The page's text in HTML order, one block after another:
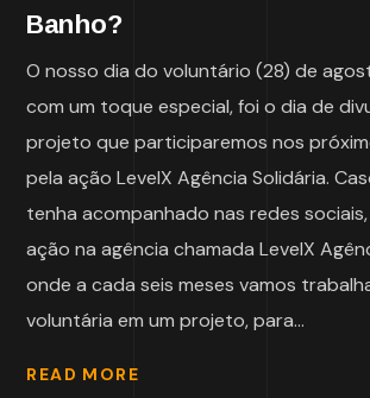
Banho?
O nosso dia do voluntário (28) de
com um toque especial, foi o dia de
projeto que participaremos nos
pela ação LevelX Agência Solidária.
tenha acompanhado nas redes
ação na agência chamada LevelX
onde a cada seis meses vamos
voluntária em um projeto, para...
READ MORE